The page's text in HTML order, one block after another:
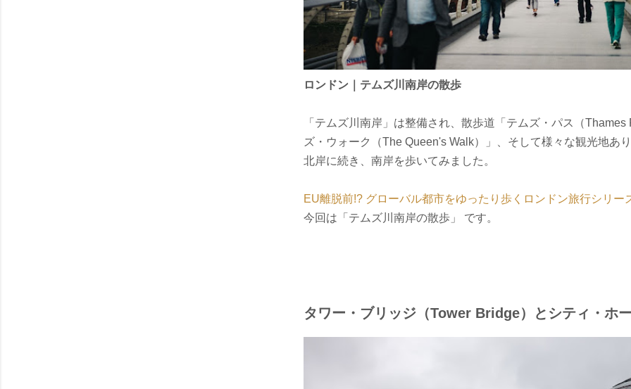
ロンドン｜テムズ川南岸の散歩
「テムズ川南岸」は整備され、散歩道「テムズ・パス（
ズ・ウォーク（The Queen's Walk）」、そして様々な観光地あ
北岸に続き、南岸を歩いてみました。
EU離脱前!? グローバル都市をゆったり歩くロンドン旅行シリー
今回は「テムズ川南岸の散歩」 です。
タワー・ブリッジ（Tower Bridge）とシティ・ホ